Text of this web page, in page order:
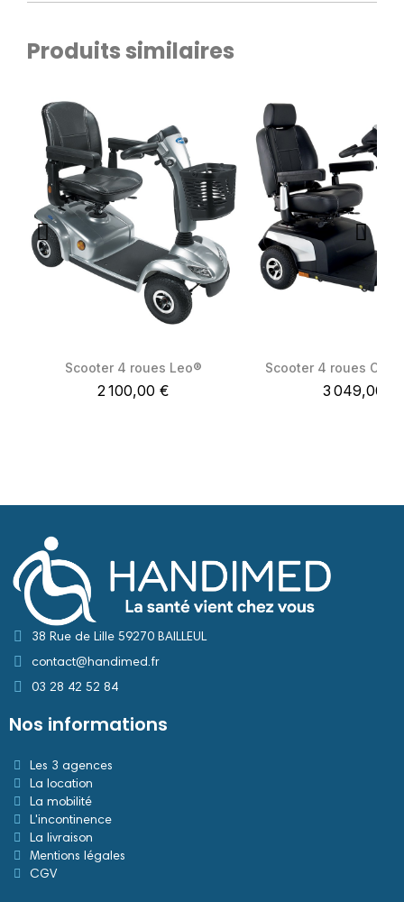
Produits similaires
Quick View
Scooter 4 roues Leo®
2 100,00 €
Quick View
Scooter 4 roues
3 049,00 €
38 Rue de Lille 59270 BAILLEUL
contact@handimed.fr
03 28 42 52 84
Nos informations
Les 3 agences
La location
La mobilité
L'incontinence
La livraison
Mentions légales
CGV